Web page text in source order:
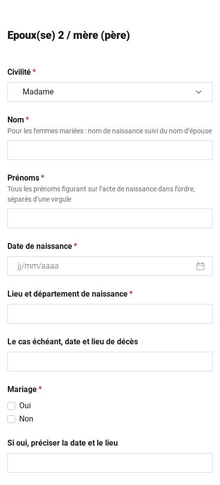
Epoux(se) 2 / mère (père)
Civilité(obligatoire)
*
Nom (obligatoire)
*
Pour les femmes mariées : nom de naissance suivi du nom d’épouse
Prénoms(obligatoire)
*
Tous les prénoms figurant sur l’acte de naissance dans l’ordre,
séparés d’une virgule
Date de naissance(obligatoire)
*
slash
MM
Lieu et département de naissance(obligatoire)
*
Le cas échéant, date et lieu de décès
Mariage(obligatoire)
*
Oui
Non
Si oui, préciser la date et le lieu